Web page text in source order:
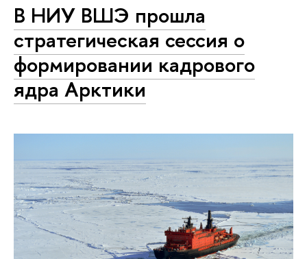
В НИУ ВШЭ прошла
стратегическая сессия о
формировании кадрового
ядра Арктики